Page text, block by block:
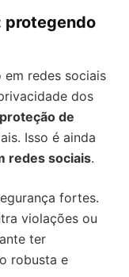
protegendo
redes sociais
dos
proteção de
Isso é ainda
redes sociais.
fortes.
violações ou
ter
robusta e